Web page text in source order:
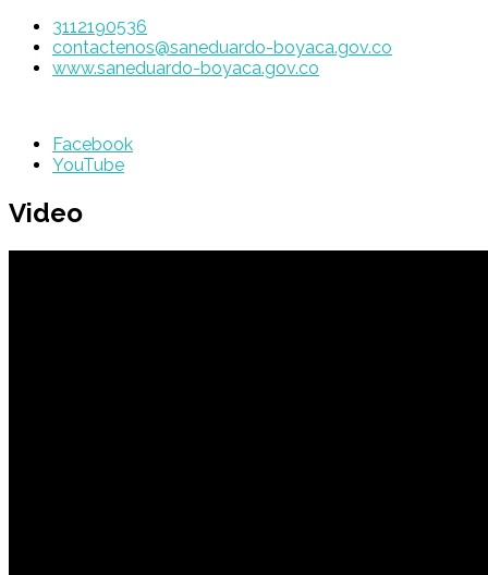
3112190536
contactenos@saneduardo-boyaca.gov.co
www.saneduardo-boyaca.gov.co
Facebook
YouTube
Video